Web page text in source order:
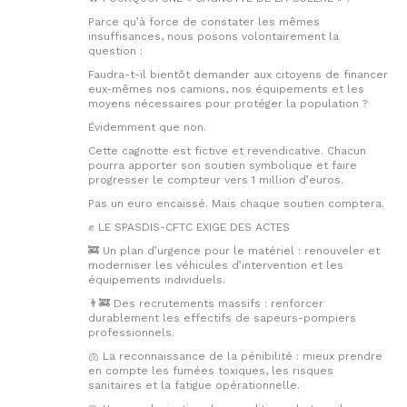
Parce qu’à force de constater les mêmes
insuffisances, nous posons volontairement la
question :
Faudra-t-il bientôt demander aux citoyens de financer
eux-mêmes nos camions, nos équipements et les
moyens nécessaires pour protéger la population ?
Évidemment que non.
Cette cagnotte est fictive et revendicative. Chacun
pourra apporter son soutien symbolique et faire
progresser le compteur vers 1 million d’euros.
Pas un euro encaissé. Mais chaque soutien comptera.
✊ LE SPASDIS-CFTC EXIGE DES ACTES
🚒 Un plan d’urgence pour le matériel : renouveler et
moderniser les véhicules d’intervention et les
équipements individuels.
👨‍🚒 Des recrutements massifs : renforcer
durablement les effectifs de sapeurs-pompiers
professionnels.
🫁 La reconnaissance de la pénibilité : mieux prendre
en compte les fumées toxiques, les risques
sanitaires et la fatigue opérationnelle.